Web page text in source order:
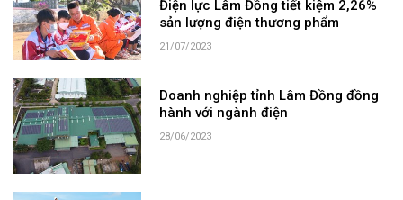
Điện lực Lâm Đồng tiết kiệm 2,26%
sản lượng điện thương phẩm
21/07/2023
Doanh nghiệp tỉnh Lâm Đồng đồng
hành với ngành điện
28/06/2023